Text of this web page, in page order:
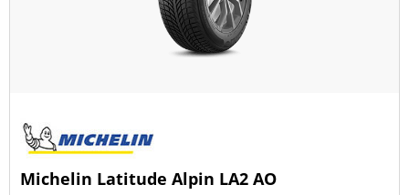
Michelin Latitude Alpin LA2 AO